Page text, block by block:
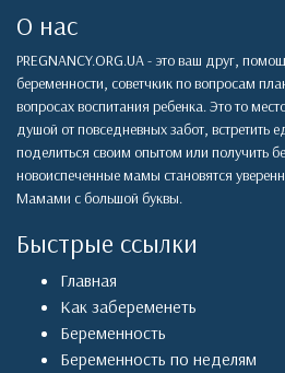
О нас
PREGNANCY.ORG.UA - это ваш друг,
беременности, советчкик по вопросам
вопросах воспитания ребенка. Это то
душой от повседневных забот, встретить
поделиться своим опытом или получить
новоиспеченные мамы становятся
Мамами с большой буквы.
Быстрые ссылки
Главная
Как забеременеть
Беременность
Беременность по неделям